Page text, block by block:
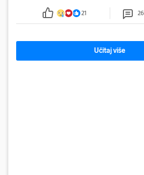
tamošnji liječnici ne vjeruju u oporavak:
21 26
Učitaj više